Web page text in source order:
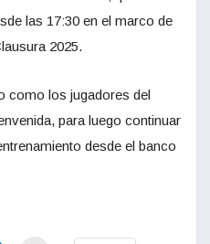
las 17:30 en el marco de
2025.
como los jugadores del
para luego continuar
desde el banco